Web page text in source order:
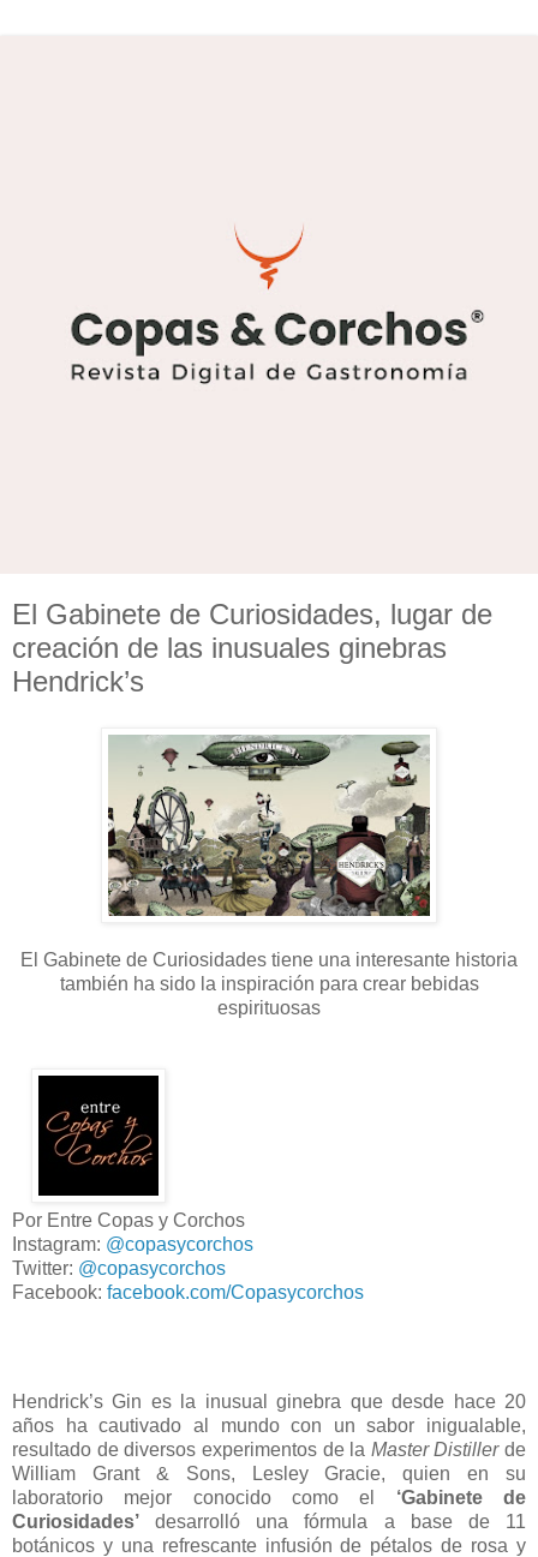
El Gabinete de Curiosidades, lugar de
creación de las inusuales ginebras
Hendrick’s
El Gabinete de Curiosidades tiene una interesante historia
también ha sido la inspiración para crear bebidas
espirituosas
Por Entre Copas y Corchos
Instagram: @copasycorchos
Twitter: @copasycorchos
Facebook: facebook.com/Copasycorchos
Hendrick’s Gin es la inusual ginebra que desde hace 20
años ha cautivado al mundo con un sabor inigualable,
resultado de diversos experimentos de la Master Distillerde
William Grant & Sons, Lesley Gracie, quien en su
laboratorio mejor conocido como el ‘Gabinete de
Curiosidades’ desarrolló una fórmula a base de 11
botánicos y una refrescante infusión de pétalos de rosa y